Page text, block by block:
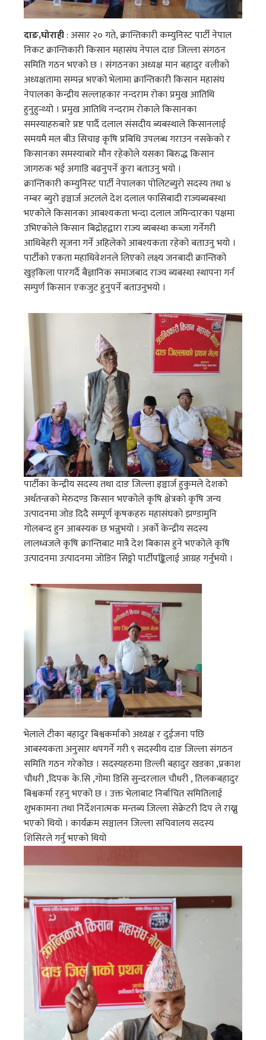
दाङ,घोराही: असार २० गते, क्रान्तिकारी कम्युनिस्ट पार्टी नेपाल
निकट क्रान्तिकारी किसान महासंघ नेपाल दाङ जिल्ला संगठन
समिति गठन भएको छ । संगठनका अध्यक्ष मान बहादुर वलीको
अध्यक्षतामा सम्पन्न भएको भेलामा क्रान्तिकारी किसान महासंघ
नेपालका केन्द्रीय सल्लाहकार नन्दराम रोका प्रमुख आतिथि
हुनुहुन्थ्यो । प्रमुख आतिथि नन्दराम रोकाले किसानका
समस्याहरुबारे प्रष्ट पार्दै दलाल संसदीय ब्यबस्थाले किसानलाई
समयमै मल बीउ सिचाइ कृषि प्रबिधि उपलब्ध गराउन नसकेको र
किसानका समस्याबारे मौन रहेकोले यसका बिरुद्ध किसान
जागरुक भई अगाडि बढनुपर्ने कुरा बताउनु भयो ।
क्रान्तिकारी कम्युनिस्ट पार्टी नेपालका पोलिटब्युरो सदस्य तथा ४
नम्बर ब्युरो इञ्चार्ज अटलले देश दलाल फासिबादी राज्यब्यबस्था
भएकोले किसानका आबश्यकता भन्दा दलाल जमिन्दारका पक्षमा
उभिएकोले किसान बिद्रोहद्वारा राज्य ब्यबस्था कब्जा गर्नेगरी
आधिबेहरी सृजना गर्ने अहिलेको आबश्यकता रहेको बताउनु भयो ।
पार्टीको एकता महाधिवेशनले लिएको लक्ष्य जनबादी क्रान्तिको
खुड्किला पारगर्दै बैज्ञानिक समाजबाद राज्य ब्यबस्था स्थापना गर्न
सम्पुर्ण किसान एकजुट हुनुपर्ने बताउनुभयो ।
पार्टीका केन्द्रीय सदस्य तथा दाङ जिल्ला इञ्चार्ज हुकुमले देशको
अर्थतन्त्रको मेरुदण्ड किसान भएकोले कृषि क्षेत्रको कृषि जन्य
उत्पादनमा जोड दिदै सम्पूर्ण कृषकहरु महासंघको झण्डामुनि
गोलबन्द हुन आबस्यक छ भन्नुभयो । अर्को केन्द्रीय सदस्य
लालध्वजले कृषि क्रान्तिबाट मात्रै देश बिकास हुने भएकोले कृषि
उत्पादनमा उत्पादनमा जोडिन सिङ्गो पार्टीपङ्किलाई आग्रह गर्नुभयो ।
भेलाले टीका बहादुर बिश्वकर्माको अध्यक्ष र दुईजना पछि
आबस्यकता अनुसार थपगर्ने गरी ९ सदस्यीय दाङ जिल्ला संगठन
समिति गठन गरेकोछ । सदस्यहरुमा डिल्ली बहादुर खडका ,प्रकाश
चौधरी ,दिपक के.सि ,गोमा डिसि सुन्दरलाल चौधरी , तिलकबहादुर
बिश्वकर्मा रहनु भएको छ । उक्त भेलाबाट निर्बाचित समितिलाई
शुभकामना तथा निर्देशनात्मक मन्तब्य जिल्ला सेक्रेटरी दिप ले राख्नु
भएको थियो । कार्यक्रम सञ्चालन जिल्ला सचिवालय सदस्य
शिसिरले गर्नु भएको थियो